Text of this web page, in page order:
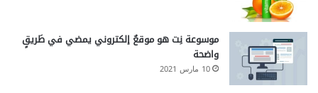
موسوعة نِت هو موقعٌ إلكتروني يمضي في طَريقٍ
واضحة
10 مارس 2021